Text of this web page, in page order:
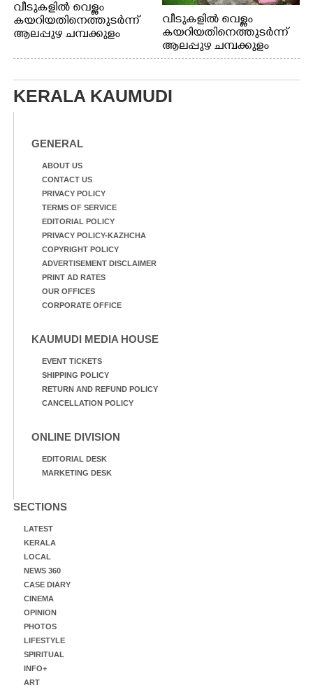
വീടുകളിൽ വെള്ളം
കയറിയതിനെത്തുടർന്ന്
ആലപ്പുഴ ചമ്പക്കുളം
പോരൂക്കര സെൻട്രൽ
ക്യാമ്പിലെത്തിയവർ
വസ്ത്രങ്ങൾ
ഉണക്കാനിട്ടിരിക്കുന്ന
ഫുട്ബോൾ കളികളിൽ
കുട്ടികൾ
വീടുകളിൽ വെള്ളം
കയറിയതിനെത്തുടർന്ന്
ആലപ്പുഴ ചമ്പക്കുളം
ഫാദർ തോമസ്
ക്യാമ്പിലെത്തിയവർ മഴ
KERALA KAUMUDI
GENERAL
ABOUT US
CONTACT US
PRIVACY POLICY
TERMS OF SERVICE
EDITORIAL POLICY
PRIVACY POLICY-KAZHCHA
COPYRIGHT POLICY
ADVERTISEMENT DISCLAIMER
PRINT AD RATES
OUR OFFICES
CORPORATE OFFICE
KAUMUDI MEDIA HOUSE
EVENT TICKETS
SHIPPING POLICY
RETURN AND REFUND POLICY
CANCELLATION POLICY
ONLINE DIVISION
EDITORIAL DESK
MARKETING DESK
SECTIONS
LATEST
KERALA
LOCAL
NEWS 360
CASE DIARY
CINEMA
OPINION
PHOTOS
LIFESTYLE
SPIRITUAL
INFO+
ART